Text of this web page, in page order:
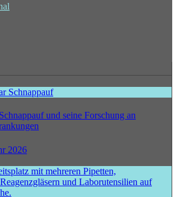
und seine Forschung an
2026